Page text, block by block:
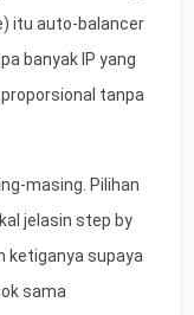
itu auto-balancer
banyak IP yang
tanpa
masing. Pilihan
jelasin step by
ketiganya supaya
sama